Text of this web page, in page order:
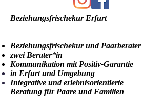
Beziehungsfrischekur Erfurt
Beziehungsfrischekur und Paarberater
zwei Berater*in
Kommunikation mit Positiv-Garantie
in Erfurtund Umgebung
Integrative und erlebnisorientierte
Beratung für Paare und Familien